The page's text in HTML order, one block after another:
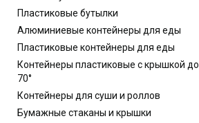
Пластиковые бутылки
Алюминиевые контейнеры для еды
Пластиковые контейнеры для еды
Контейнеры пластиковые с крышкой до
70°
Контейнеры для суши и роллов
Бумажные стаканы и крышки